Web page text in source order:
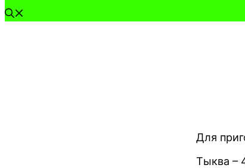
Для
Тыква –